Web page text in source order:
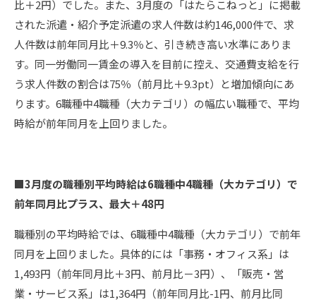
比＋2円）でした。また、3月度の「はたらこねっと」に掲載
された派遣・紹介予定派遣の求人件数は約146,000件で、求
人件数は前年同月比＋9.3％と、引き続き高い水準にありま
す。同一労働同一賃金の導入を目前に控え、交通費支給を行
う求人件数の割合は75％（前月比＋9.3pt）と増加傾向にあ
ります。6職種中4職種（大カテゴリ）の幅広い職種で、平均
時給が前年同月を上回りました。
■3月度の職種別平均時給は6職種中4職種（大カテゴリ）で
前年同月比プラス、最大＋48円
職種別の平均時給では、6職種中4職種（大カテゴリ）で前年
同月を上回りました。具体的には「事務・オフィス系」は
1,493円（前年同月比＋3円、前月比－3円）、「販売・営
業・サービス系」は1,364円（前年同月比-1円、前月比同